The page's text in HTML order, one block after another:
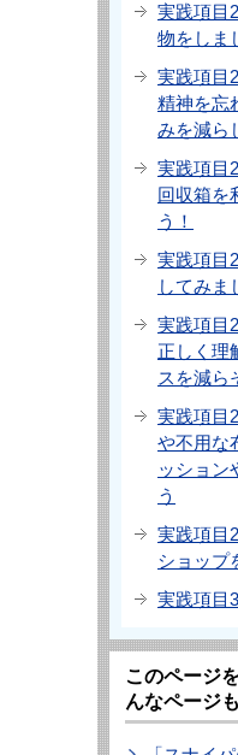
実践項
物をしま
実践項
精神を忘
みを減ら
実践項
回収箱を
う！
実践項
してみま
実践項
正しく理
スを減ら
実践項
や不用な
ッション
う
実践項
ショップ
実践項
このページ
んなページ